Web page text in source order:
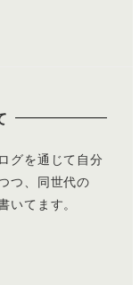
グを通じて自分
つ、同世代の
てます。